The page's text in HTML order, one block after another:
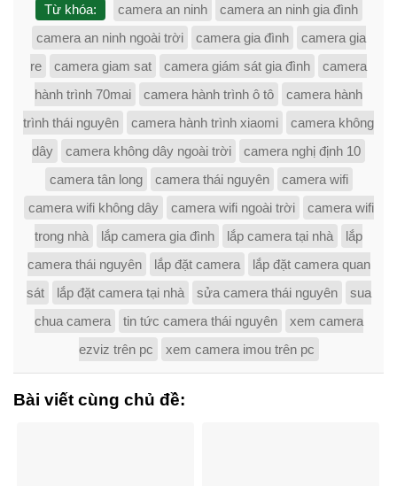
Từ khóa: camera an ninh
camera an ninh gia đình
camera an ninh ngoài trời
camera gia đình
camera gia
re
camera giam sat camera giám sát gia đình
camera
hành trình 70mai
camera hành trình ô tô
camera hành
trình thái nguyên
camera hành trình xiaomi
camera không
dây
camera không dây ngoài trời
camera nghị định 10
camera tân long
camera thái nguyên
camera wifi
camera wifi không dây
camera wifi ngoài trời
camera wifi
trong nhà
lắp camera gia đình lắp camera tại nhà
lắp
camera thái nguyên
lắp đặt camera
lắp đặt camera quan
sát
lắp đặt camera tại nhà sửa camera thái nguyên
sua
chua camera
tin tức camera thái nguyên
xem camera
ezviz trên pc
xem camera imou trên pc
Bài viết cùng chủ đề: